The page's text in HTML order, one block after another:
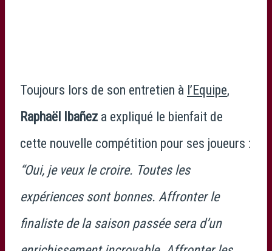
Toujours lors de son entretien à l’Equipe,
Raphaël Ibañez a expliqué le bienfait de
cette nouvelle compétition pour ses joueurs :
“Oui, je veux le croire. Toutes les
expériences sont bonnes. Affronter le
finaliste de la saison passée sera d’un